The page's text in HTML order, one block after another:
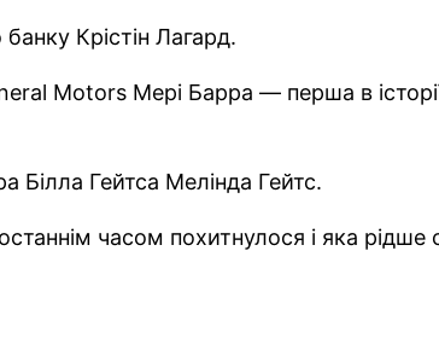
Крістін Лагард.
Motors Мері Барра — перша в
Білла Гейтса Мелінда Гейтс.
часом похитнулося і яка рідше